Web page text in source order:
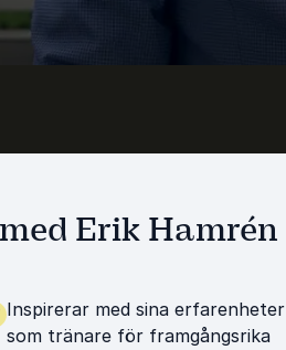
Erik Hamrén
Inspirerar med sina erfarenheter
som tränare för framgångsrika